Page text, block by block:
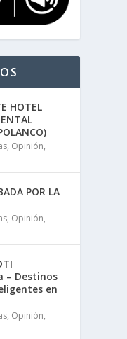
HOTEL
, Opinión,
POR LA
, Opinión,
– Destinos
en
, Opinión,